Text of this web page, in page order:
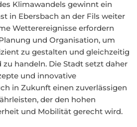
Klimawandels gewinnt ein
in Ebersbach an der Fils weiter
Wetterereignisse erfordern
und Organisation, um
zu gestalten und gleichzeitig
handeln. Die Stadt setzt daher
und innovative
in Zukunft einen zuverlässigen
der den hohen
und Mobilität gerecht wird.